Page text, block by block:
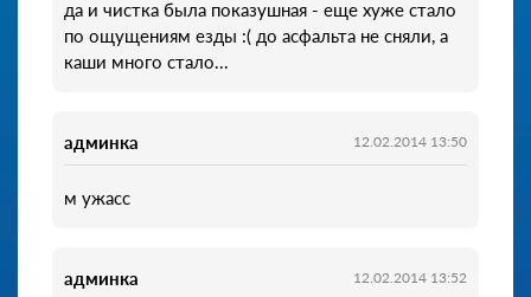
да и чистка была показушная - еще хуже стало
по ощущениям езды :( до асфальта не сняли, а
каши много стало...
админка 12.02.2014 13:50
м ужасс
админка 12.02.2014 13:52